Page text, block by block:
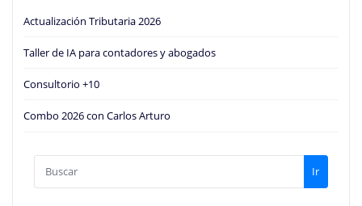
Actualización Tributaria 2026
Taller de IA para contadores y abogados
Consultorio +10
Combo 2026 con Carlos Arturo
Ir